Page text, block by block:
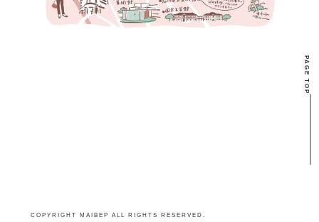
PAGE TOP
COPYRIGHT MAIBEP ALL RIGHTS RESERVED.